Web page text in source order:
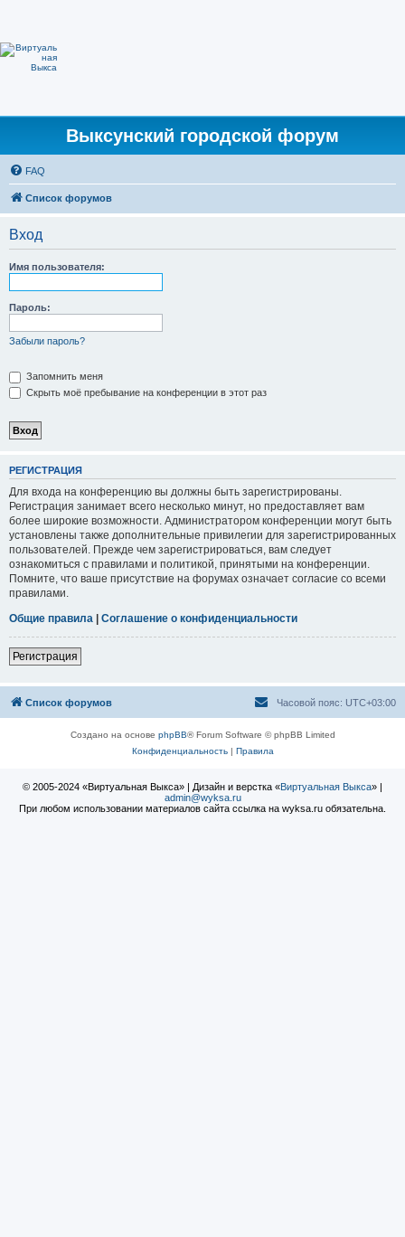
Выксунский городской форум
FAQ
Список форумов
Вход
Имя пользователя:
Пароль:
Забыли пароль?
Запомнить меня
Скрыть моё пребывание на конференции в этот раз
РЕГИСТРАЦИЯ
Для входа на конференцию вы должны быть зарегистрированы.
Регистрация занимает всего несколько минут, но предоставляет вам
более широкие возможности. Администратором конференции могут быть
установлены также дополнительные привилегии для зарегистрированных
пользователей. Прежде чем зарегистрироваться, вам следует
ознакомиться с правилами и политикой, принятыми на конференции.
Помните, что ваше присутствие на форумах означает согласие со всеми
правилами.
Общие правила | Соглашение о конфиденциальности
Регистрация
Список форумов Часовой пояс: UTC+03:00
Создано на основе phpBB® Forum Software © phpBB Limited
Конфиденциальность| Правила
© 2005-2024 «Виртуальная Выкса» | Дизайн и верстка «Виртуальная Выкса» |
admin@wyksa.ru
При любом использовании материалов сайта ссылка на wyksa.ru обязательна.